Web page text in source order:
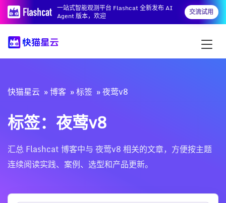
一站式智能观测平台 Flashcat 全新发布 AI
Agent 版本，欢迎
交流试用
快猫星云 博客 标签 夜莺v8
标签：夜莺v8
汇总 Flashcat 博客中与 夜莺v8 相关的文章，方便按主题
连续阅读实践、案例、选型和产品更新。